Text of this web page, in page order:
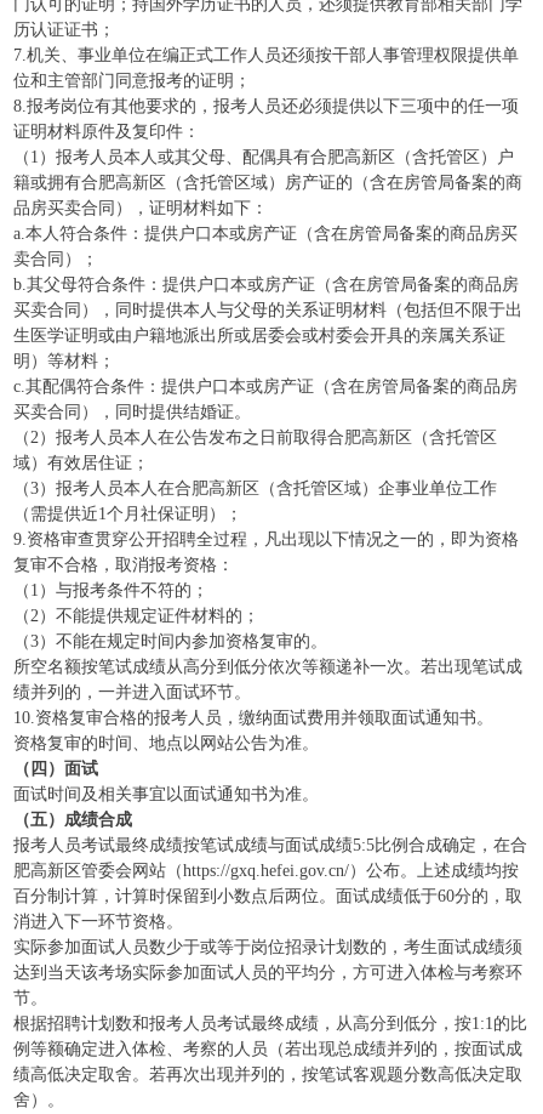
门认可的证明；持国外学历证书的人员，还须提供教育部相关部门学
历认证证书；
7.机关、事业单位在编正式工作人员还须按干部人事管理权限提供单
位和主管部门同意报考的证明；
8.报考岗位有其他要求的，报考人员还必须提供以下三项中的任一项
证明材料原件及复印件：
（1）报考人员本人或其父母、配偶具有合肥高新区（含托管区）户
籍或拥有合肥高新区（含托管区域）房产证的（含在房管局备案的商
品房买卖合同），证明材料如下：
a.本人符合条件：提供户口本或房产证（含在房管局备案的商品房买
卖合同）；
b.其父母符合条件：提供户口本或房产证（含在房管局备案的商品房
买卖合同），同时提供本人与父母的关系证明材料（包括但不限于出
生医学证明或由户籍地派出所或居委会或村委会开具的亲属关系证
明）等材料；
c.其配偶符合条件：提供户口本或房产证（含在房管局备案的商品房
买卖合同），同时提供结婚证。
（2）报考人员本人在公告发布之日前取得合肥高新区（含托管区
域）有效居住证；
（3）报考人员本人在合肥高新区（含托管区域）企事业单位工作
（需提供近1个月社保证明）；
9.资格审查贯穿公开招聘全过程，凡出现以下情况之一的，即为资格
复审不合格，取消报考资格：
（1）与报考条件不符的；
（2）不能提供规定证件材料的；
（3）不能在规定时间内参加资格复审的。
所空名额按笔试成绩从高分到低分依次等额递补一次。若出现笔试成
绩并列的，一并进入面试环节。
10.资格复审合格的报考人员，缴纳面试费用并领取面试通知书。
资格复审的时间、地点以网站公告为准。
（四）面试
面试时间及相关事宜以面试通知书为准。
（五）成绩合成
报考人员考试最终成绩按笔试成绩与面试成绩5:5比例合成确定，在合
肥高新区管委会网站（https://gxq.hefei.gov.cn/）公布。上述成绩均按
百分制计算，计算时保留到小数点后两位。面试成绩低于60分的，取
消进入下一环节资格。
实际参加面试人员数少于或等于岗位招录计划数的，考生面试成绩须
达到当天该考场实际参加面试人员的平均分，方可进入体检与考察环
节。
根据招聘计划数和报考人员考试最终成绩，从高分到低分，按1:1的比
例等额确定进入体检、考察的人员（若出现总成绩并列的，按面试成
绩高低决定取舍。若再次出现并列的，按笔试客观题分数高低决定取
舍）。